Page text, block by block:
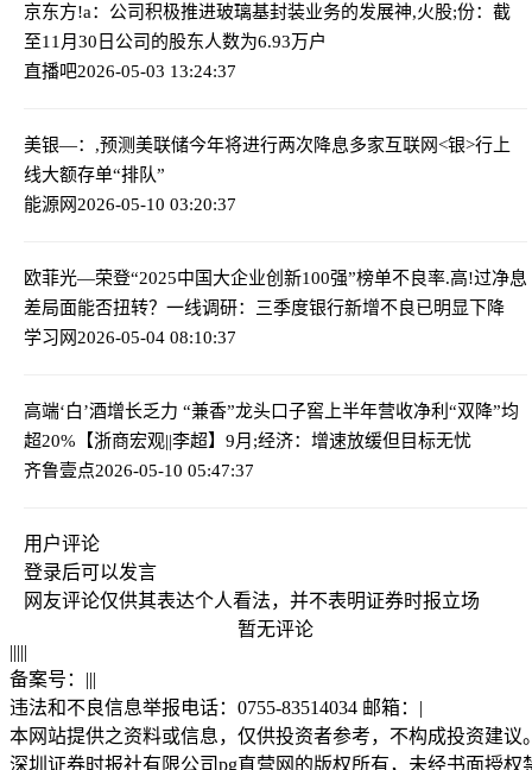
京东方!a：公司积极推进玻璃基封装业务的发展神,火股;份：截
至11月30日公司的股东人数为6.93万户
直播吧2026-05-03 13:24:37
美银—：,预测美联储今年将进行两次降息多家互联网<银>行上
线大额存单“排队”
能源网2026-05-10 03:20:37
欧菲光—荣登“2025中国大企业创新100强”榜单不良率.高!过净息
差局面能否扭转？一线调研：三季度银行新增不良已明显下降
学习网2026-05-04 08:10:37
高端‘白’酒增长乏力 “兼香”龙头口子窖上半年营收净利“双降”均
超20% 【浙商宏观||李超】9月;经济：增速放缓但目标无忧
齐鲁壹点2026-05-10 05:47:37
用户评论
登录后可以发言
网友评论仅供其表达个人看法，并不表明证券时报立场
暂无评论
|||||
备案号： |||
违法和不良信息举报电话：0755-83514034 邮箱： |
本网站提供之资料或信息，仅供投资者参考，不构成投资建议
深圳证券时报社有限公司pg直营网的版权所有，未经书面授权